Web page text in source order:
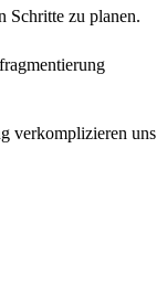
Schritte zu planen.
verkomplizieren uns